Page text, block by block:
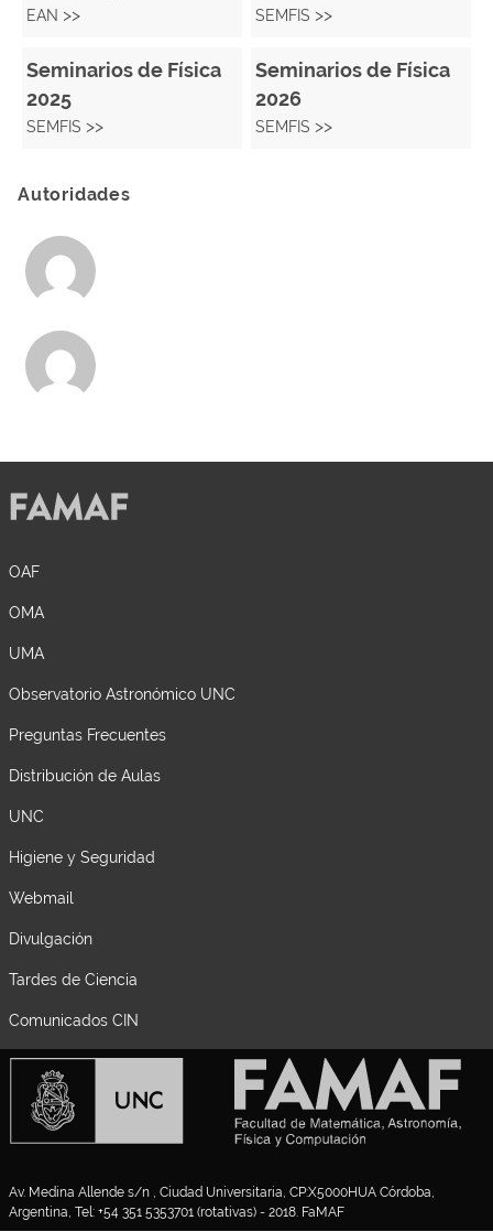
EAN >> SEMFIS >>
Seminarios de Física
2025
SEMFIS >>
Seminarios de Física
2026
SEMFIS >>
Autoridades
OAF
OMA
UMA
Observatorio Astronómico UNC
Preguntas Frecuentes
Distribución de Aulas
UNC
Higiene y Seguridad
Webmail
Divulgación
Tardes de Ciencia
Comunicados CIN
Av. Medina Allende s/n , Ciudad Universitaria, CP:X5000HUA Córdoba,
Argentina, Tel: +54 351 5353701 (rotativas) - 2018. FaMAF